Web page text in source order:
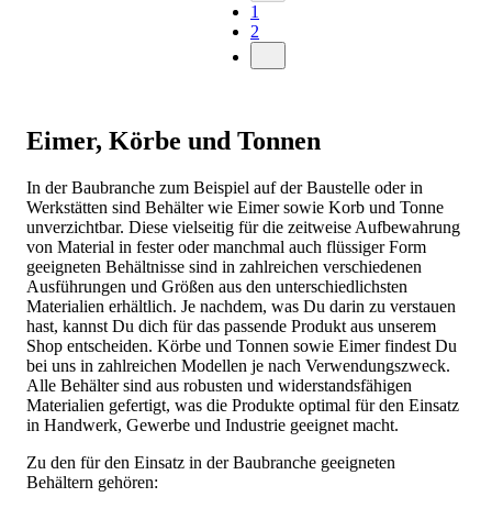
1
2
Eimer, Körbe und Tonnen
In der Baubranche zum Beispiel auf der Baustelle oder in
Werkstätten sind Behälter wie Eimer sowie Korb und Tonne
unverzichtbar. Diese vielseitig für die zeitweise Aufbewahrung
von Material in fester oder manchmal auch flüssiger Form
geeigneten Behältnisse sind in zahlreichen verschiedenen
Ausführungen und Größen aus den unterschiedlichsten
Materialien erhältlich. Je nachdem, was Du darin zu verstauen
hast, kannst Du dich für das passende Produkt aus unserem
Shop entscheiden. Körbe und Tonnen sowie Eimer findest Du
bei uns in zahlreichen Modellen je nach Verwendungszweck.
Alle Behälter sind aus robusten und widerstandsfähigen
Materialien gefertigt, was die Produkte optimal für den Einsatz
in Handwerk, Gewerbe und Industrie geeignet macht.
Zu den für den Einsatz in der Baubranche geeigneten
Behältern gehören: